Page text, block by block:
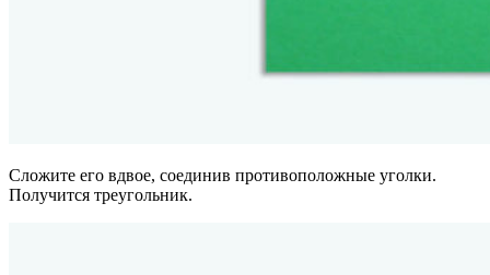
Сложите его вдвое, соединив противоположные уголки.
Получится треугольник.